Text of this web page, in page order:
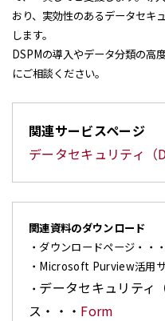
おり、実効性のあるデータセキ
します。
DSPMの導入やデータ分類の高
にご相談ください。
関連サービスページ
データセキュリティ（
関連資料のダウンロード
・ダウンロードページ・・・
・Microsoft Purview活用
・ データセキュリティ
ス・・・ Form